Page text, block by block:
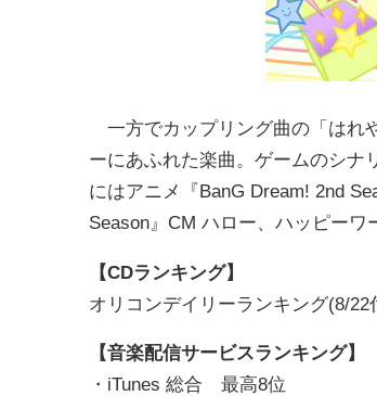
一方でカップリング曲の「はれ
ーにあふれた楽曲。ゲームのシナ
にはアニメ『BanG Dream! 2nd
Season』CM ハロー、ハッピー
【CDランキング】
オリコンデイリーランキング(8/
【音楽配信サービスランキング】
・iTunes 総合 最高8位